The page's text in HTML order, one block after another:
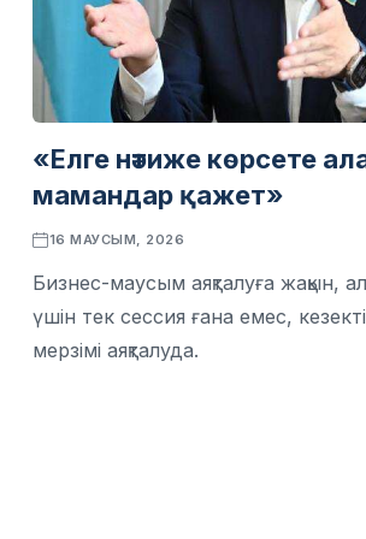
«Елге нәтиже көрсете
мамандар қажет»
16 МАУСЫМ, 2026
Бизнес-маусым аяқталуға жақын,
үшін тек сессия ғана емес,
мерзімі аяқталуда.